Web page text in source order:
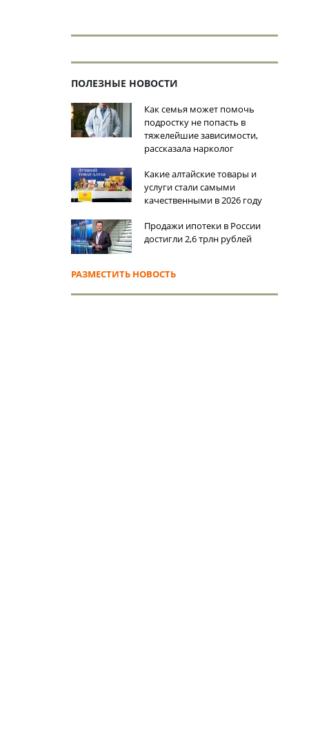
ПОЛЕЗНЫЕ НОВОСТИ
Как семья может помочь
подростку не попасть в
тяжелейшие зависимости,
рассказала нарколог
Какие алтайские товары и
услуги стали самыми
качественными в 2026 году
Продажи ипотеки в России
достигли 2,6 трлн рублей
РАЗМЕСТИТЬ НОВОСТЬ